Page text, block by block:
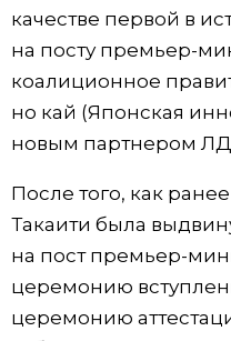
Люди
Блог
Политика
Экономика
Общество
Культура
Популярные статьи
Японский язык
Японский
Семья
Еда и напитки
качестве первой в
на посту премьер-
коалиционное
но кай (Японская
новым партнером
После того, как
Такаити была
на пост премьер-
церемонию
церемонию